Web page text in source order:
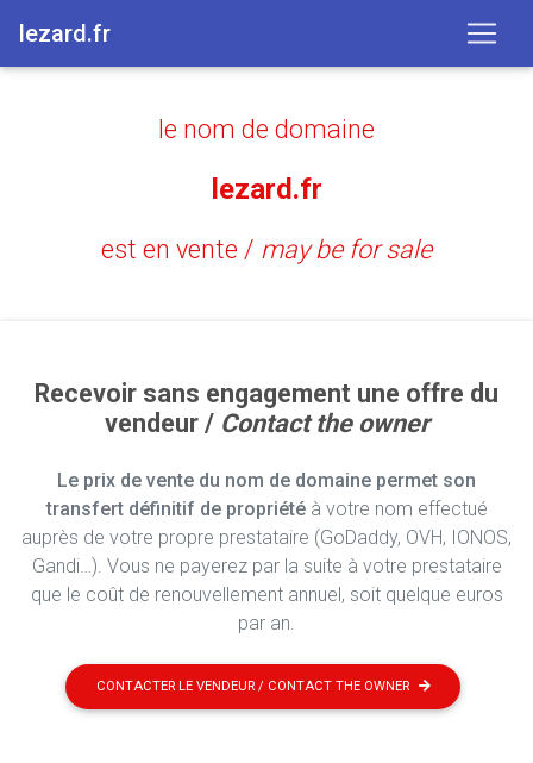
lezard.fr
le nom de domaine
lezard.fr
est en vente / may be for sale
Recevoir sans engagement une offre du
vendeur / Contact the owner
Le prix de vente du nom de domaine permet son
transfert définitif de propriétéà votre nom effectué
auprès de votre propre prestataire (GoDaddy, OVH, IONOS,
Gandi…). Vous ne payerez par la suite à votre prestataire
que le coût de renouvellement annuel, soit quelque euros
par an.
CONTACTER LE VENDEUR / CONTACT THE OWNER